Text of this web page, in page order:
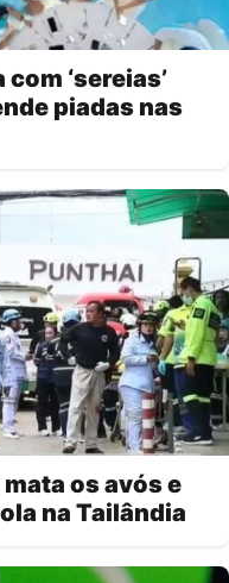
‘sereias’
piadas nas
os avós e
na Tailândia